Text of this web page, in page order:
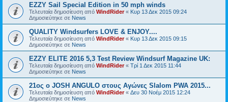
EZZY Sail Special Edition in 50 mph winds
Τελευταία δημοσίευση από WindRider« Κυρ 13 Δεκ 2015 09:24
Δημοσιεύτηκε σε News
QUALITY Windsurfers LOVE & ENJOY....
Τελευταία δημοσίευση από WindRider« Κυρ 13 Δεκ 2015 09:15
Δημοσιεύτηκε σε News
EZZY ELITE 2016 5,3 Test Review Windsurf Magazine UK:
Τελευταία δημοσίευση από WindRider« Τρί 1 Δεκ 2015 11:44
Δημοσιεύτηκε σε News
21oς ο JOSH ANGULO στους Αγώνες Slalom PWA 2015...
Τελευταία δημοσίευση από WindRider« Δευ 30 Νοέμ 2015 12:24
Δημοσιεύτηκε σε News